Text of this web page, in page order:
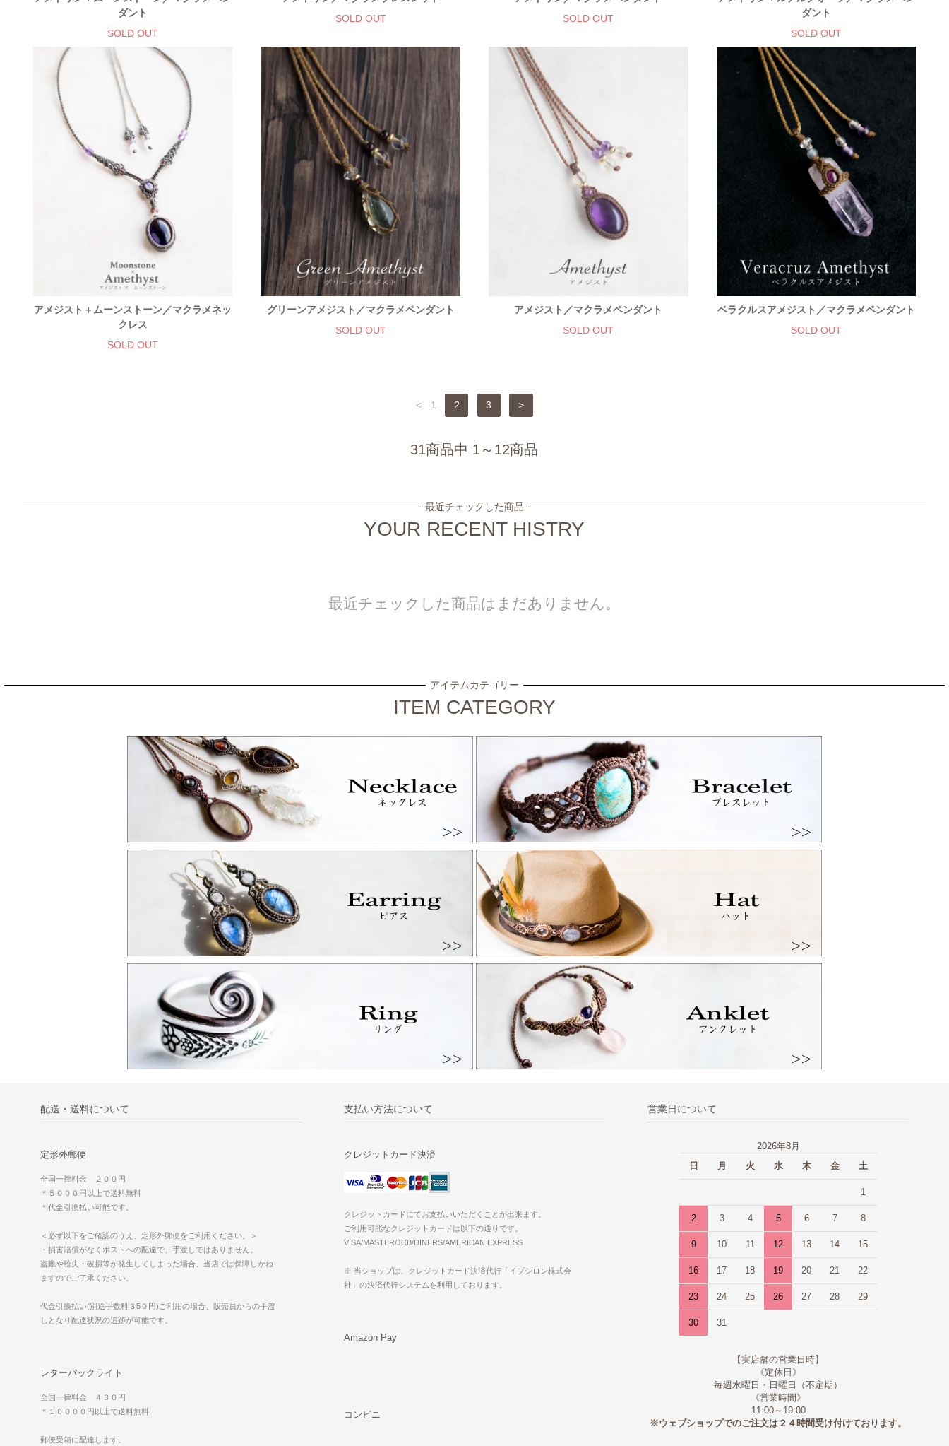
ダント
SOLD OUT
SOLD OUT
SOLD OUT
ダント
SOLD OUT
アメジスト＋ムーンストーン／マクラメネッ
クレス
SOLD OUT
グリーンアメジスト／マクラメペンダント
SOLD OUT
アメジスト／マクラメペンダント
SOLD OUT
ベラクルスアメジスト／マクラメペンダント
SOLD OUT
< 1 2 3 >
31商品中 1～12商品
最近チェックした商品
YOUR RECENT HISTRY
最近チェックした商品はまだありません。
アイテムカテゴリー
ITEM CATEGORY
配送・送料について
定形外郵便
全国一律料金 ２００円
＊５０００円以上で送料無料
＊代金引換払い可能です。
＜必ず以下をご確認のうえ、定形外郵便をご利用ください。＞
・損害賠償がなくポストへの配達で、手渡しではありません。
盗難や紛失・破損等が発生してしまった場合、当店では保障しかね
ますのでご了承ください。
代金引換払い(別途手数料３5０円)ご利用の場合、販売員からの手渡
しとなり配達状況の追跡が可能です。
レターパックライト
全国一律料金 ４３０円
＊１００００円以上で送料無料
郵便受箱に配達します。
支払い方法について
クレジットカード決済
クレジットカードにてお支払いいただくことが出来ます。
ご利用可能なクレジットカードは以下の通りです。
VISA/MASTER/JCB/DINERS/AMERICAN EXPRESS
※ 当ショップは、クレジットカード決済代行「イプシロン株式会
社」の決済代行システムを利用しております。
Amazon Pay
コンビニ
営業日について
2026年8月
日
月 火 水 木 金 土
1
2 3 4 5 6 7 8
9 10 11 12 13 14 15
16 17 18 19 20 21 22
23 24 25 26 27 28 29
30 31
【実店舗の営業日時】
《定休日》
毎週水曜日・日曜日（不定期）
《営業時間》
11:00～19:00
※ウェブショップでのご注文は２４時間受け付けております。